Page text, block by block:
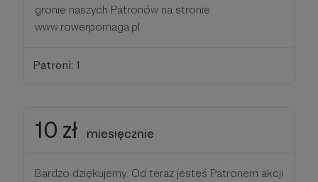
gronie naszych Patronów na stronie
www.rowerpomaga.pl
Patroni: 1
10 zł miesięcznie
Bardzo dziękujemy. Od teraz jesteś Patronem akcji